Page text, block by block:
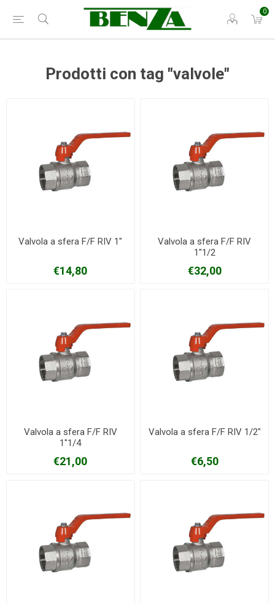
0
Prodotti con tag "valvole"
Valvola a sfera F/F RIV 1"
€14,80
Valvola a sfera F/F RIV
1"1/2
€32,00
Valvola a sfera F/F RIV
1"1/4
€21,00
Valvola a sfera F/F RIV 1/2"
€6,50